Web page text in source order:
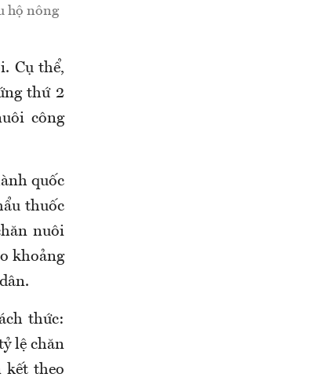
hộ nông
Cụ thể,
thứ 2
công
quốc
thuốc
nuôi
khoảng
thức:
lệ chăn
kết theo